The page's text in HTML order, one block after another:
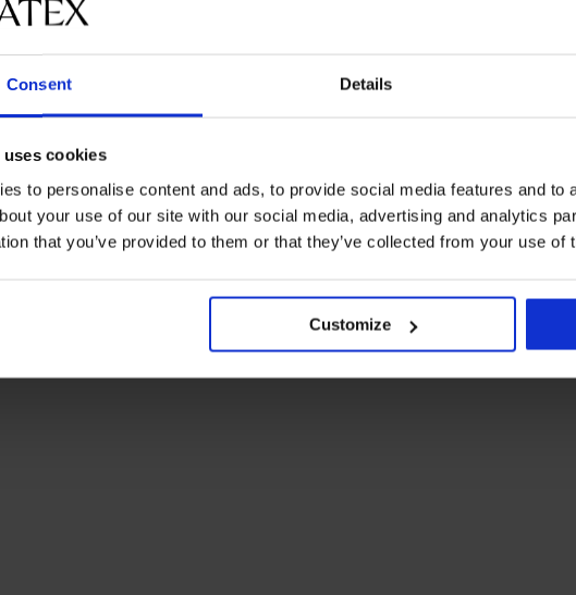
Consent Details
cookies
to personalise content and ads, to provide social media features and to
your use of our site with our social media, advertising and analytics
that you’ve provided to them or that they’ve collected from your use of
Customize